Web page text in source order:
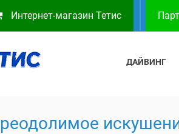
Интернет-магазин Тетис
ДАЙВИНГ